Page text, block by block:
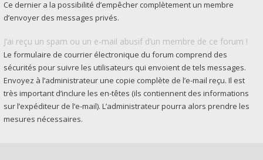
Ce dernier a la possibilité d’empêcher complètement un membre
d’envoyer des messages privés.
J’ai reçu un spam ou un e-mail abusif d’un membre de ce forum !
Le formulaire de courrier électronique du forum comprend des
sécurités pour suivre les utilisateurs qui envoient de tels messages.
Envoyez à l’administrateur une copie complète de l’e-mail reçu. Il est
très important d’inclure les en-têtes (ils contiennent des informations
sur l’expéditeur de l’e-mail). L’administrateur pourra alors prendre les
mesures nécessaires.